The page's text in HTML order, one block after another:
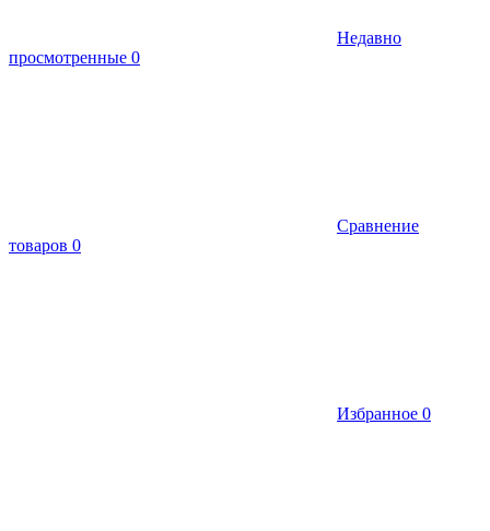
Недавно
просмотренные 0
Сравнение
товаров 0
Избранное 0